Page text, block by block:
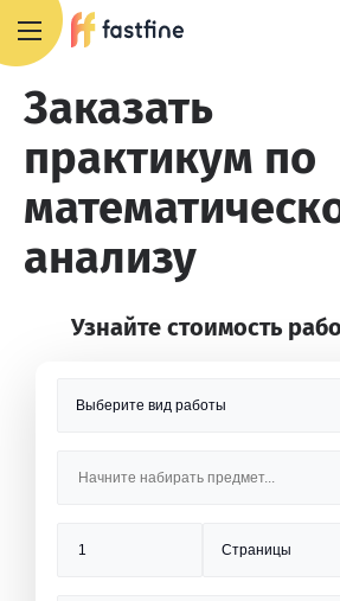
Заказать
практикум по
анализу
Узнайте стоимость